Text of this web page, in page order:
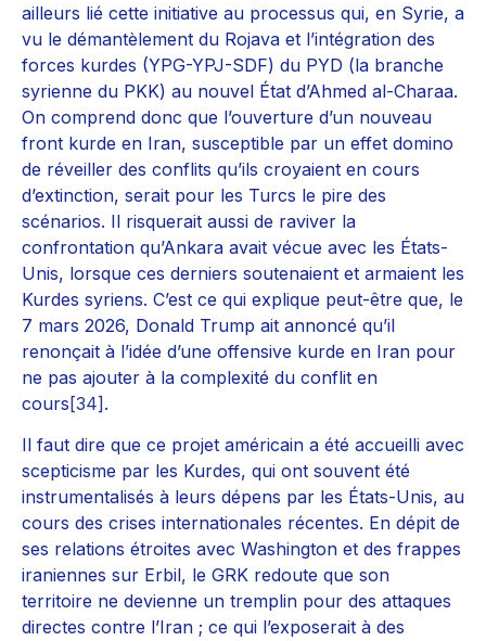
ailleurs lié cette initiative au processus qui, en Syrie, a
vu le démantèlement du Rojava et l’intégration des
forces kurdes (YPG-YPJ-SDF) du PYD (la branche
syrienne du PKK) au nouvel État d’Ahmed al-Charaa.
On comprend donc que l’ouverture d’un nouveau
front kurde en Iran, susceptible par un effet domino
de réveiller des conflits qu’ils croyaient en cours
d’extinction, serait pour les Turcs le pire des
scénarios. Il risquerait aussi de raviver la
confrontation qu’Ankara avait vécue avec les États-
Unis, lorsque ces derniers soutenaient et armaient les
Kurdes syriens. C’est ce qui explique peut-être que, le
7 mars 2026, Donald Trump ait annoncé qu’il
renonçait à l’idée d’une offensive kurde en Iran pour
ne pas ajouter à la complexité du conflit en
cours[34].
Il faut dire que ce projet américain a été accueilli avec
scepticisme par les Kurdes, qui ont souvent été
instrumentalisés à leurs dépens par les États-Unis, au
cours des crises internationales récentes. En dépit de
ses relations étroites avec Washington et des frappes
iraniennes sur Erbil, le GRK redoute que son
territoire ne devienne un tremplin pour des attaques
directes contre l’Iran ; ce qui l’exposerait à des